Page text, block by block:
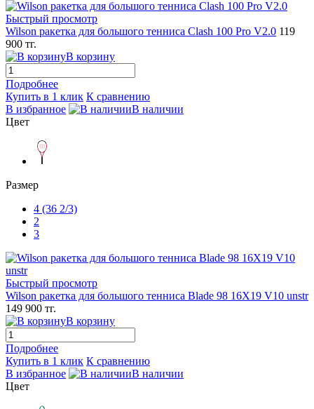
Быстрый просмотр
Wilson ракетка для большого тенниса Clash 100 Pro V2.0 119
900 тг.
В корзину
Подробнее
Купить в 1 клик К сравнению
В избранное
В наличии
Цвет
Размер
4 (36 2/3)
2
3
Быстрый просмотр
Wilson ракетка для большого тенниса Blade 98 16X19 V10 unstr
149 900 тг.
В корзину
Подробнее
Купить в 1 клик К сравнению
В избранное
В наличии
Цвет